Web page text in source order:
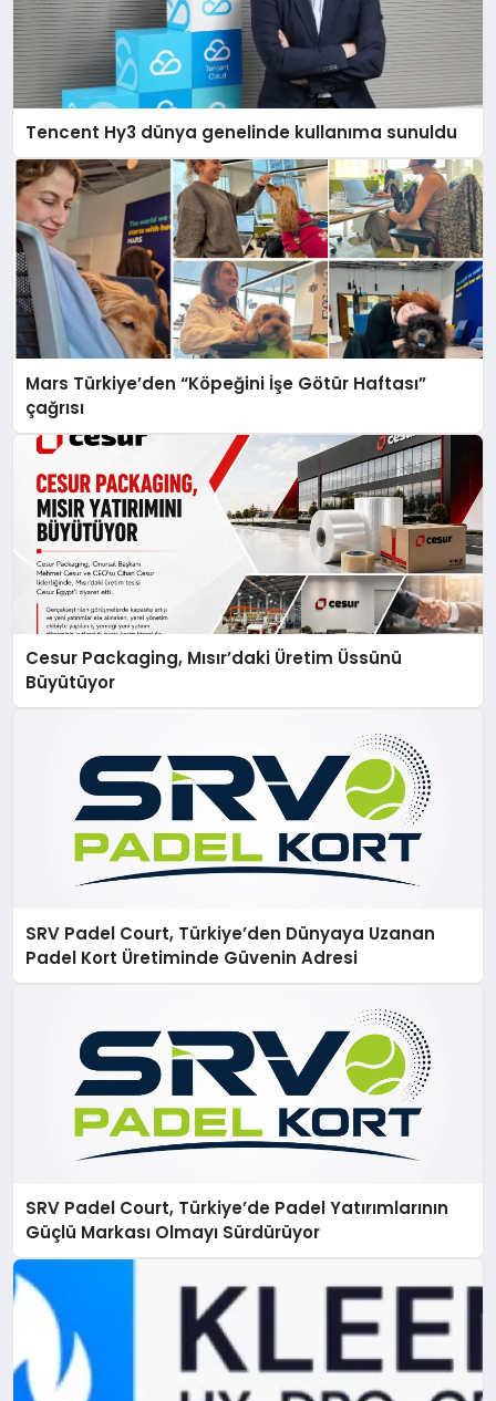
Tencent Hy3 dünya genelinde kullanıma sunuldu
Mars Türkiye’den “Köpeğini İşe Götür Haftası”
çağrısı
Cesur Packaging, Mısır’daki Üretim Üssünü
Büyütüyor
SRV Padel Court, Türkiye’den Dünyaya Uzanan
Padel Kort Üretiminde Güvenin Adresi
SRV Padel Court, Türkiye’de Padel Yatırımlarının
Güçlü Markası Olmayı Sürdürüyor